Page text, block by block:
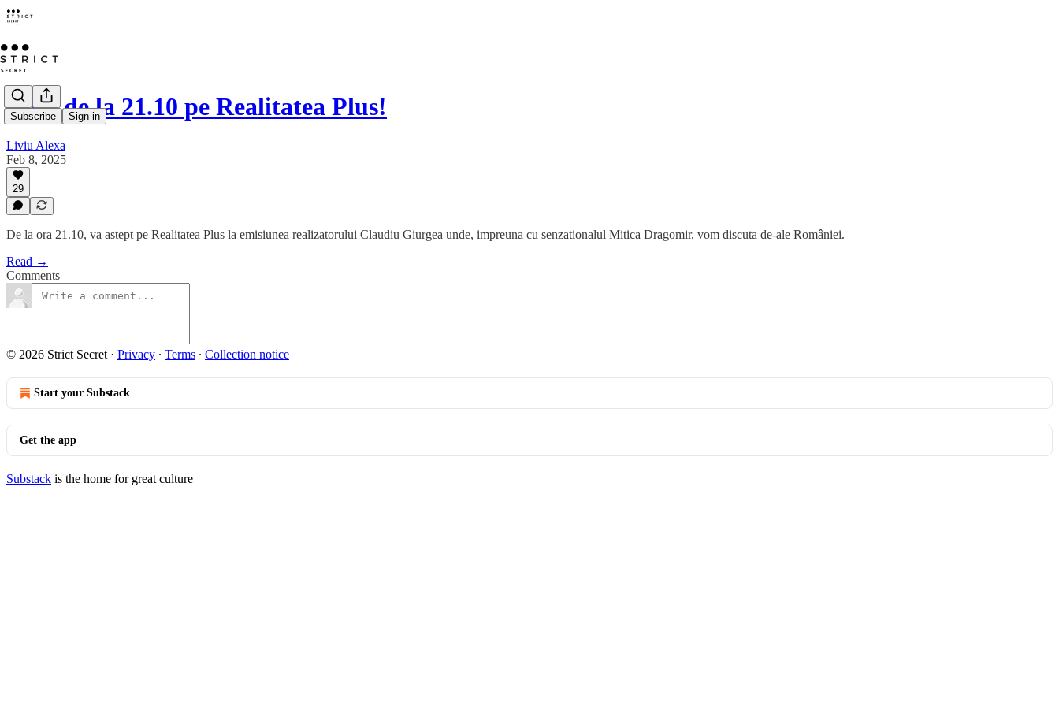
Subscribe Sign in
Vino de la 21.10 pe Realitatea Plus!
Liviu Alexa
Feb 8, 2025
29
De la ora 21.10, va astept pe Realitatea Plus la emisiunea realizatorului Claudiu Giurgea unde, impreuna cu senzationalul Mitica Dragomir, vom discuta de-ale României.
Read →
Comments
© 2026 Strict Secret · Privacy ∙ Terms ∙ Collection notice
Start your Substack
Get the app
Substack is the home for great culture